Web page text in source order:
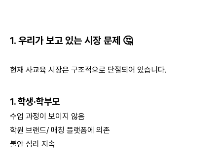
1. 우리가 보고 있는 시장 문제 🤔
현재 사교육 시장은 구조적으로 단절되어 있습니다.
1. 학생·학부모
수업 과정이 보이지 않음
학원 브랜드/ 매칭 플랫폼에 의존
불안 심리 지속